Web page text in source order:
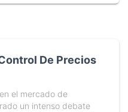
De Precios
el mercado de
un intenso debate